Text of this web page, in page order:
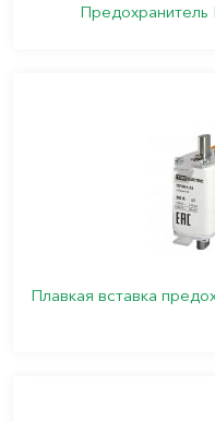
Плавкая вставка